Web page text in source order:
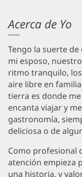
Acerca de Yo
Tengo la suerte
mi esposo,
ritmo tranquilo,
aire libre en
tierra es donde
encanta viajar y
gastronomía,
deliciosa o de
Como profesional
atención empieza
una historia, y